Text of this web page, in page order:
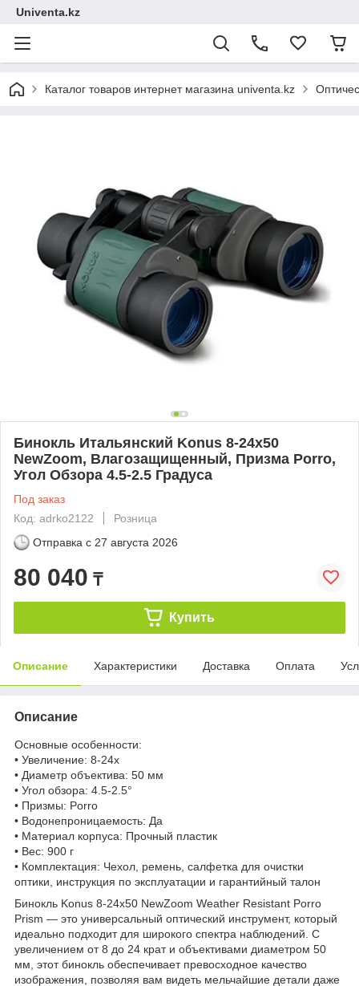
Univenta.kz
Каталог товаров интернет магазина univenta.kz
Бинокль Итальянский Konus 8-24x50
NewZoom, Влагозащищенный, Призма Porro,
Угол Обзора 4.5-2.5 Градуса
Под заказ
Код: adrko2122
Розница
Отправка с 27 августа 2026
80 040 ₸
Купить
Описание Характеристики Доставка Оплата
Описание
Основные особенности:
• Увеличение: 8-24x
• Диаметр объектива: 50 мм
• Угол обзора: 4.5-2.5°
• Призмы: Porro
• Водонепроницаемость: Да
• Материал корпуса: Прочный пластик
• Вес: 900 г
• Комплектация: Чехол, ремень, салфетка для очистки
оптики, инструкция по эксплуатации и гарантийный талон
Бинокль Konus 8-24x50 NewZoom Weather Resistant Porro
Prism — это универсальный оптический инструмент, который
идеально подходит для широкого спектра наблюдений. С
увеличением от 8 до 24 крат и объективами диаметром 50
мм, этот бинокль обеспечивает превосходное качество
изображения, позволяя вам видеть мельчайшие детали даже